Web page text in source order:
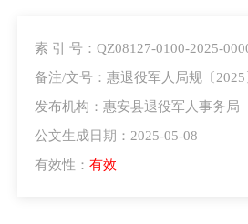
索 引 号：QZ08127-0100-2025-
备注/文号：惠退役军人局规〔2025
发布机构：惠安县退役军人事务局
公文生成日期：2025-05-08
有效性： 有效